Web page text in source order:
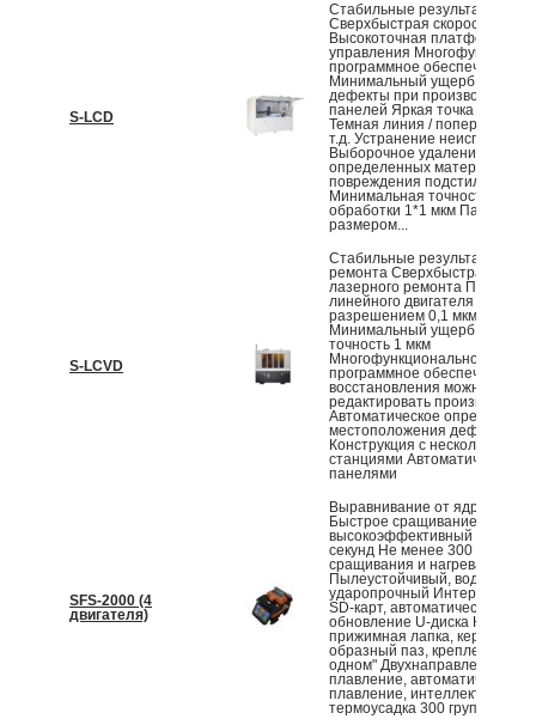
S-LCD
Стабильные результаты
Сверхбыстрая скорость
Высокоточная платформа
управления
программное обеспечение
Минимальный ущерб
дефекты при производстве
панелей Яркая точка / яркая
Темная линия / поперечная
т.д. Устранение
Выборочное удаление
определенных материалов
повреждения подстилающего
Минимальная точность
обработки 1*1 мкм Панель
размером...
S-LCVD
Стабильные результаты
ремонта Сверхбыстрая
лазерного ремонта
линейного двигателя с
разрешением 0,1 мкм
Минимальный ущерб
точность 1 мкм
Многофункциональное
программное обеспечение
восстановления можно
редактировать произвольно
Автоматическое определение
местоположения дефекта AOI
Конструкция с несколькими
станциями Автоматический
панелями
SFS-2000 (4
двигателя)
Выравнивание от ядра к ядру
Быстрое сращивание за 7
высокоэффективный нагрев
секунд Не менее 300 циклов
сращивания и нагрева
Пылеустойчивый,
ударопрочный Интерфейс
SD-карт, автоматическое
обновление U-диска
прижимная лапка,
образный паз, крепление
одном" Двухнаправленное
плавление, автоматическое
плавление, интеллектуальная
термоусадка 300 групп...